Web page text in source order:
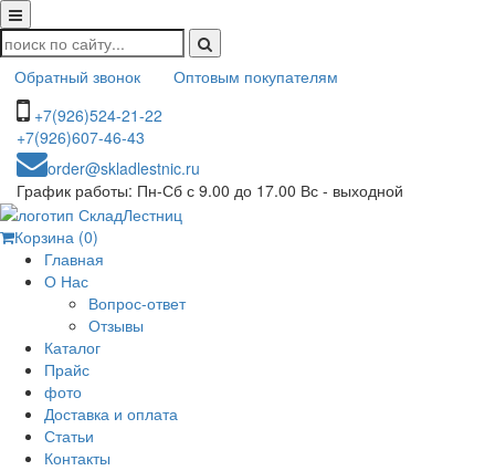
Обратный звонок
Оптовым покупателям
+7(926)524-21-22
+7(926)607-46-43
order@skladlestnic.ru
График работы: Пн-Сб с 9.00 до 17.00 Вс - выходной
Корзина (0)
Главная
О Нас
Вопрос-ответ
Отзывы
Каталог
Прайс
фото
Доставка и оплата
Статьи
Контакты